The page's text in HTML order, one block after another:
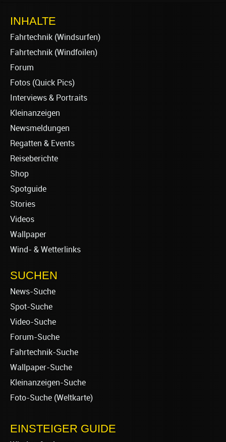
INHALTE
Fahrtechnik (Windsurfen)
Fahrtechnik (Windfoilen)
Forum
Fotos (Quick Pics)
Interviews & Portraits
Kleinanzeigen
Newsmeldungen
Regatten & Events
Reiseberichte
Shop
Spotguide
Stories
Videos
Wallpaper
Wind- & Wetterlinks
SUCHEN
News-Suche
Spot-Suche
Video-Suche
Forum-Suche
Fahrtechnik-Suche
Wallpaper-Suche
Kleinanzeigen-Suche
Foto-Suche (Weltkarte)
EINSTEIGER GUIDE